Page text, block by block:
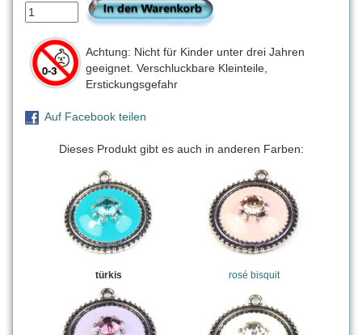
Achtung: Nicht für Kinder unter drei Jahren
geeignet. Verschluckbare Kleinteile,
Erstickungsgefahr
Auf Facebook teilen
Dieses Produkt gibt es auch in anderen Farben:
türkis rosé bisquit